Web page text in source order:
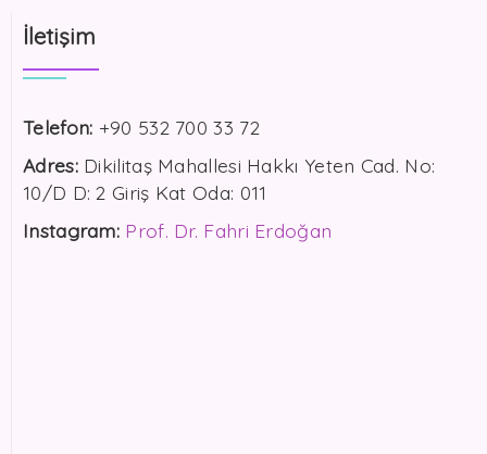
İletişim
Telefon: +90 532 700 33 72
Adres:Dikilitaş Mahallesi Hakkı Yeten Cad. No:
10/D D: 2 Giriş Kat Oda: 011
Instagram: Prof. Dr. Fahri Erdoğan